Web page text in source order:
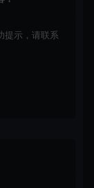
提示，请联系